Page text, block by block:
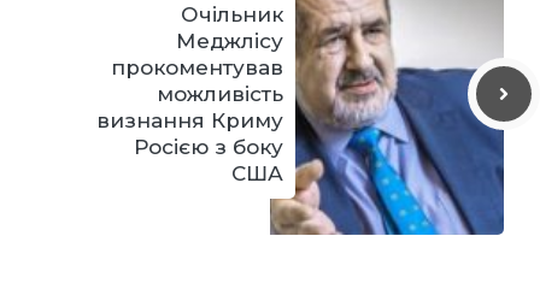
Очільник
Меджлісу
прокоментував
можливість
визнання Криму
Росією з боку
США